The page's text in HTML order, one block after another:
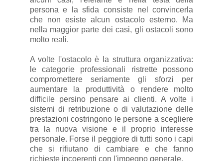
persona e la sfida consiste nel convincerla
che non esiste alcun ostacolo esterno. Ma
nella maggior parte dei casi, gli ostacoli sono
molto reali.
A volte l'ostacolo è la struttura organizzativa:
le categorie professionali ristrette possono
compromettere seriamente gli sforzi per
aumentare la produttività o rendere molto
difficile persino pensare ai clienti. A volte i
sistemi di retribuzione o di valutazione delle
prestazioni costringono le persone a scegliere
tra la nuova visione e il proprio interesse
personale. Forse il peggiore di tutti sono i capi
che si rifiutano di cambiare e che fanno
richieste incoerenti con l'impegno generale.